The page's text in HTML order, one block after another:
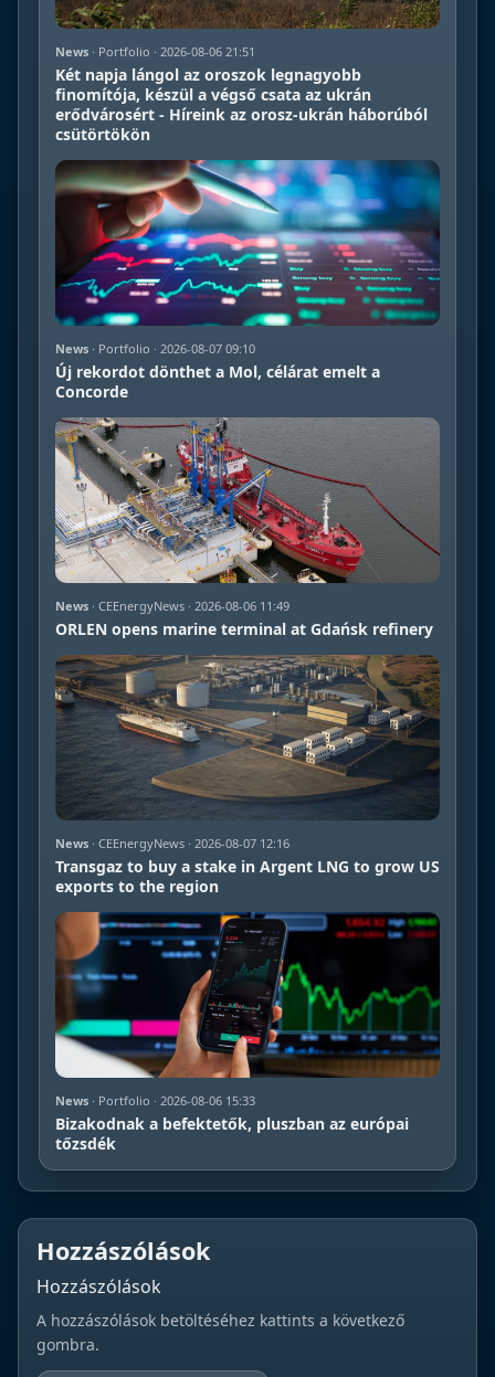
News · Portfolio · 2026-08-06 21:51
Két napja lángol az oroszok legnagyobb
finomítója, készül a végső csata az ukrán
erődvárosért - Híreink az orosz-ukrán háborúból
csütörtökön
News · Portfolio · 2026-08-07 09:10
Új rekordot dönthet a Mol, célárat emelt a
Concorde
News · CEEnergyNews · 2026-08-06 11:49
ORLEN opens marine terminal at Gdańsk refinery
News · CEEnergyNews · 2026-08-07 12:16
Transgaz to buy a stake in Argent LNG to grow US
exports to the region
News · Portfolio · 2026-08-06 15:33
Bizakodnak a befektetők, pluszban az európai
tőzsdék
Hozzászólások
Hozzászólások
A hozzászólások betöltéséhez kattints a következő
gombra.